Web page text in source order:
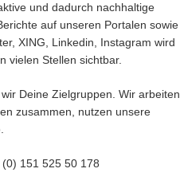
und dadurch nachhaltige
auf unseren Portalen sowie
XING, Linkedin, Instagram wird
vielen Stellen sichtbar.
Deine Zielgruppen. Wir arbeiten
zusammen, nutzen unsere
151 525 50 178